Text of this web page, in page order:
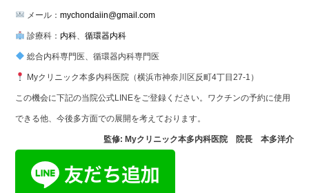
メール：mychondaiin@gmail.com
診療科： 内科、循環器内科
総合内科専門医、循環器内科専門医
Myクリニック本多内科医院（横浜市神奈川区反町4丁目27-1）
この機会に下記の当院公式LINEをご登録ください。ワクチンの予約に使用
できる他、今後多方面での展開を考えております。
監修: Myクリニック本多内科医院 院長 本多洋介